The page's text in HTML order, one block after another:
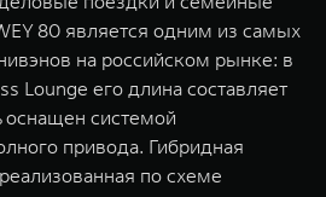
80 является одним из самых
на российском рынке: в
Lounge его длина составляет
системой
привода. Гибридная
по схеме